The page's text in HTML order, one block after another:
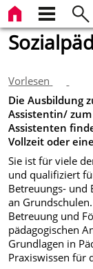
Vorlesen
Die Ausbildung
Assistentin/
Assistenten
Vollzeit oder
Sie ist für viele
und qualifiziert
Betreuungs- und
an
Betreuung und
pädagogischen
Grundlagen in
Praxiswissen für